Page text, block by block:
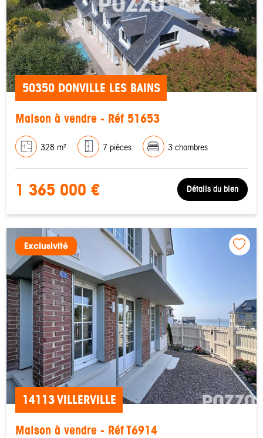
50350 DONVILLE LES BAINS
Maison à vendre - Réf 51653
328 m² 7 pièces 3 chambres
1 365 000 € Détails du bien
Exclusivité
14113 VILLERVILLE
Maison à vendre - Réf T6914